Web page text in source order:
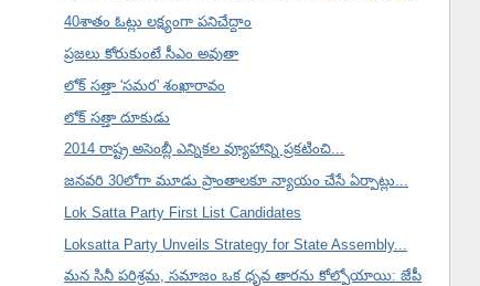
40శాతం ఓట్లు లక్ష్యంగా పనిచేద్దాం
ప్రజలు కోరుకుంటే సీఎం అవుతా
లోక్ సత్తా 'సమర' శంఖారావం
లోక్ సత్తా దూకుడు
2014 రాష్ట్ర అసెంబ్లీ ఎన్నికల వ్యూహాన్ని ప్రకటించి...
జనవరి 30లోగా మూడు ప్రాంతాలకూ న్యాయం చేసే ఏర్పాట్లు...
Lok Satta Party First List Candidates
Loksatta Party Unveils Strategy for State Assembly...
మన సినీ పరిశ్రమ, సమాజం ఒక ధృవ తారను కోల్పోయాయి: జేపీ